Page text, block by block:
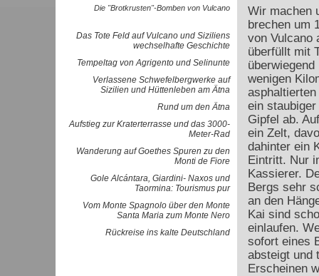
Die "Brotkrusten"-Bomben von Vulcano
Das Tote Feld auf Vulcano und Siziliens
wechselhafte Geschichte
Tempeltag von Agrigento und Selinunte
Verlassene Schwefelbergwerke auf
Sizilien und Hüttenleben am Ätna
Rund um den Ätna
Aufstieg zur Kraterterrasse und das 3000-
Meter-Rad
Wanderung auf Goethes Spuren zu den
Monti de Fiore
Gole Alcántara, Giardini- Naxos und
Taormina: Tourismus pur
Vom Monte Spagnolo über den Monte
Santa Maria zum Monte Nero
Rückreise ins kalte Deutschland
Wir machen
brechen um
von Vulcano
überfüllt mit
wenigen
ein
Gipfel ab.
ein Zelt,
dahinter ein
Eintritt. Nur
Kassierer.
Bergs sehr
an den
Kai sind
einlaufen.
sofort eines
absteigt und
Erscheinen